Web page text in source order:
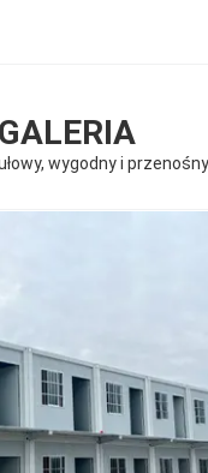
GALERIA
wygodny i